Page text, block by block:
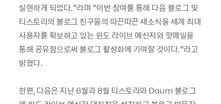
실현하게 되었다.”라며 “이번 참여를 통해 다음 블로그 및
티스토리의 블로그 친구들의 따끈따끈 새소식을 세계 최대
사용자를 확보하고 있는 윈도 라이브 메신저와 핫메일을
통해 공유함으로써 블로그 활성화에 기여할 것이다.”라고
밝혔다.
한편, 다음은 지난 6월과 8월 티스토리와 Daum 블로그